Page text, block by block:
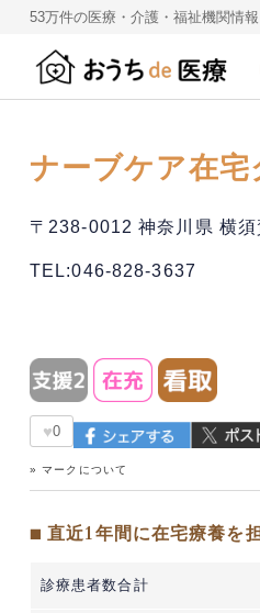
53万件の医療・介護・福祉機関情
ナーブケア在宅
〒238-0012 神奈川県 横須
TEL:046-828-3637
♥0
» マークについて
■ 直近1年間に在宅療養を
診療患者数合計